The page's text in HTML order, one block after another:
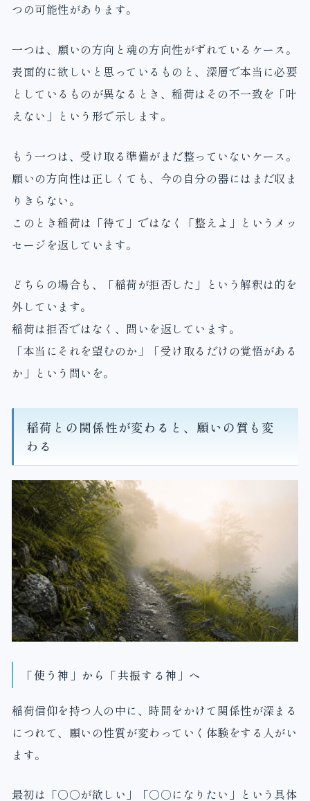
つの可能性があります。
一つは、願いの方向と魂の方向性がずれているケース。
表面的に欲しいと思っているものと、深層で本当に必要
としているものが異なるとき、稲荷はその不一致を「叶
えない」という形で示します。
もう一つは、受け取る準備がまだ整っていないケース。
願いの方向性は正しくても、今の自分の器にはまだ収ま
りきらない。
このとき稲荷は「待て」ではなく「整えよ」というメッ
セージを返しています。
どちらの場合も、「稲荷が拒否した」という解釈は的を
外しています。
稲荷は拒否ではなく、問いを返しています。
「本当にそれを望むのか」「受け取るだけの覚悟がある
か」という問いを。
稲荷との関係性が変わると、願いの質も変
わる
「使う神」から「共振する神」へ
稲荷信仰を持つ人の中に、時間をかけて関係性が深まる
につれて、願いの性質が変わっていく体験をする人がい
ます。
最初は「○○が欲しい」「○○になりたい」という具体